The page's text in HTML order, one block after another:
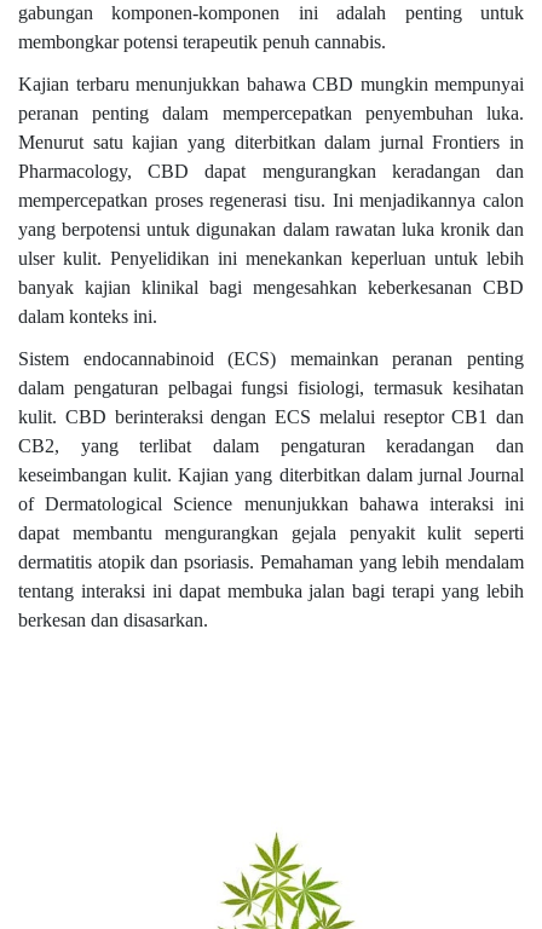
gabungan komponen-komponen ini adalah penting untuk
membongkar potensi terapeutik penuh cannabis.
Kajian terbaru menunjukkan bahawa CBD mungkin mempunyai
peranan penting dalam mempercepatkan penyembuhan luka.
Menurut satu kajian yang diterbitkan dalam jurnal Frontiers in
Pharmacology, CBD dapat mengurangkan keradangan dan
mempercepatkan proses regenerasi tisu. Ini menjadikannya calon
yang berpotensi untuk digunakan dalam rawatan luka kronik dan
ulser kulit. Penyelidikan ini menekankan keperluan untuk lebih
banyak kajian klinikal bagi mengesahkan keberkesanan CBD
dalam konteks ini.
Sistem endocannabinoid (ECS) memainkan peranan penting
dalam pengaturan pelbagai fungsi fisiologi, termasuk kesihatan
kulit. CBD berinteraksi dengan ECS melalui reseptor CB1 dan
CB2, yang terlibat dalam pengaturan keradangan dan
keseimbangan kulit. Kajian yang diterbitkan dalam jurnal Journal
of Dermatological Science menunjukkan bahawa interaksi ini
dapat membantu mengurangkan gejala penyakit kulit seperti
dermatitis atopik dan psoriasis. Pemahaman yang lebih mendalam
tentang interaksi ini dapat membuka jalan bagi terapi yang lebih
berkesan dan disasarkan.